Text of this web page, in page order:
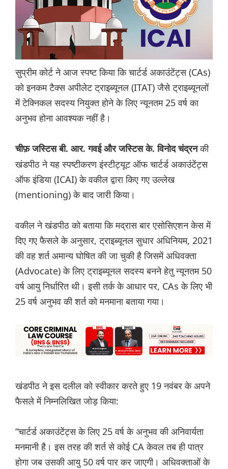
सुप्रीम कोर्ट ने आज स्पष्ट किया कि चार्टर्ड अकाउंटेंट्स (CAs)
को इनकम टैक्स अपीलेट ट्राइब्यूनल (ITAT) जैसे ट्राइब्यूनलों
में टेक्निकल सदस्य नियुक्त होने के लिए न्यूनतम 25 वर्ष का
अनुभव होना आवश्यक नहीं है।
चीफ़ जस्टिस बी. आर. गवई और जस्टिस के. विनोद चंद्रनकी
खंडपीठ ने यह स्पष्टीकरण इंस्टीट्यूट ऑफ चार्टर्ड अकाउंटेंट्स
ऑफ इंडिया (ICAI) के वकील द्वारा किए गए उल्लेख
(mentioning) के बाद जारी किया।
वकील ने खंडपीठ को बताया कि मद्रास बार एसोसिएशन केस में
दिए गए फैसले के अनुसार, ट्राइब्यूनल सुधार अधिनियम, 2021
की वह शर्त अमान्य घोषित की जा चुकी है जिसमें अधिवक्ता
(Advocate) के लिए ट्राइब्यूनल सदस्य बनने हेतु न्यूनतम 50
वर्ष आयु निर्धारित थी। इसी तर्क के आधार पर, CAs के लिए भी
25 वर्ष अनुभव की शर्त को मनमाना बताया गया।
खंडपीठ ने इस दलील को स्वीकार करते हुए 19 नवंबर के अपने
फैसले में निम्नलिखित जोड़ किया:
“चार्टर्ड अकाउंटेंट्स के लिए 25 वर्ष के अनुभव की अनिवार्यता
मनमानी है। इस तरह की शर्त से कोई CA केवल तब ही पात्र
होगा जब उसकी आयु 50 वर्ष पार कर जाएगी। अधिवक्ताओं के